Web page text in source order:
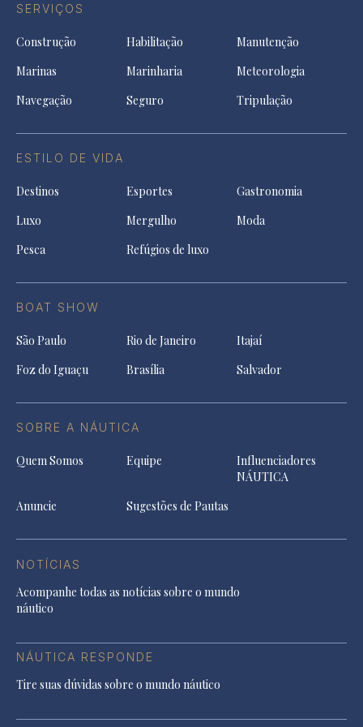
SERVIÇOS
Construção Habilitação
Manutenção
Marinas
Marinharia
Meteorologia
Navegação
Seguro Tripulação
ESTILO DE VIDA
Destinos Esportes
Gastronomia
Luxo
Mergulho
Moda
Pesca
Refúgios de luxo
BOAT SHOW
São Paulo Rio de Janeiro
Itajaí
Foz do Iguaçu
Brasília Salvador
SOBRE A NÁUTICA
Quem Somos Equipe
Influenciadores
NÁUTICA
Anuncie
Sugestões de Pautas
NOTÍCIAS
Acompanhe todas as notícias sobre o mundo
náutico
NÁUTICA RESPONDE
Tire suas dúvidas sobre o mundo náutico